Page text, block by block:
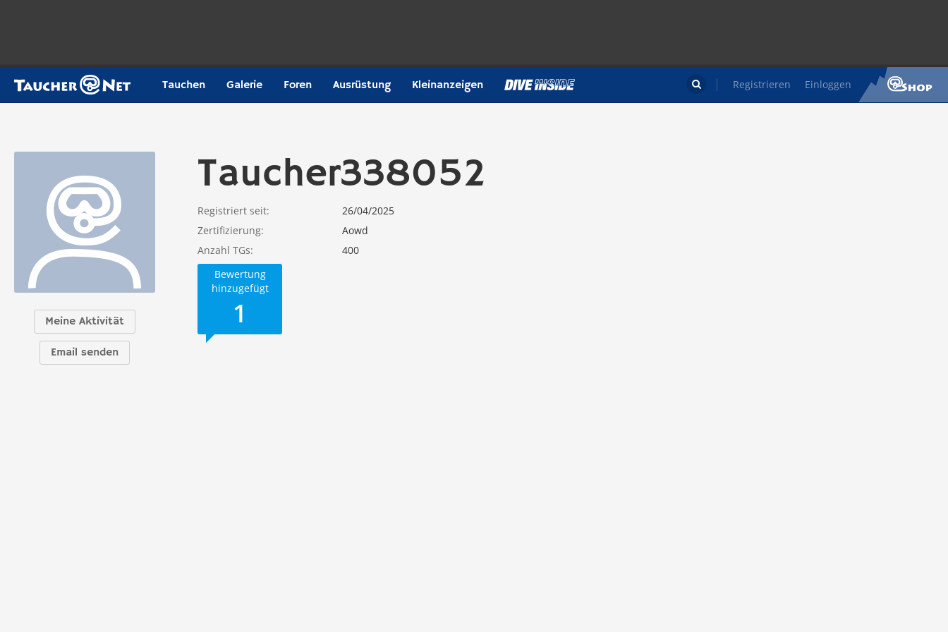
Tauchen Galerie Foren Ausrüstung Kleinanzeigen Registrieren Einloggen

Meine Aktivität
Email senden
Taucher338052
Registriert seit
26/04/2025
Zertifizierung
Aowd
Anzahl TGs
400
Bewertung
hinzugefügt
1